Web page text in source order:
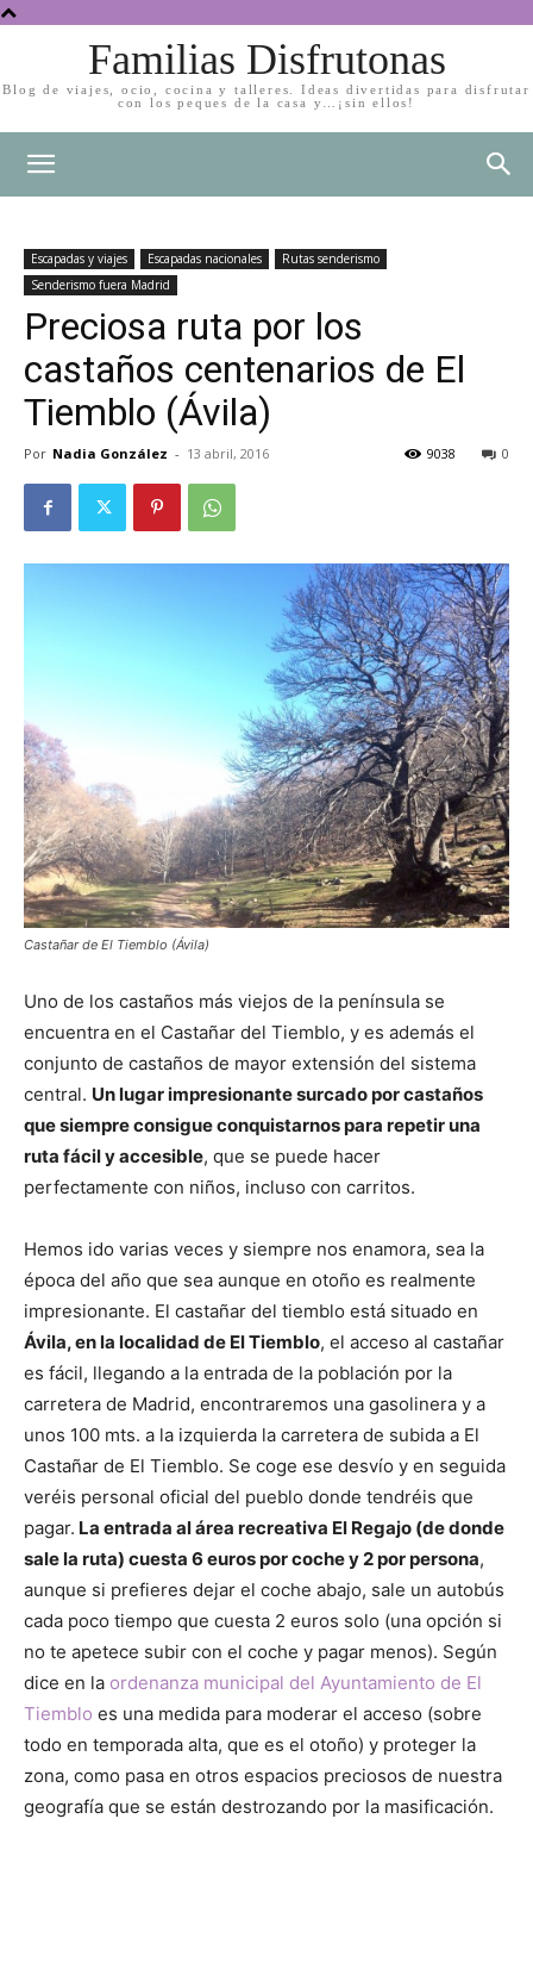
Familias Disfrutonas
Blog de viajes, ocio, cocina y talleres. Ideas divertidas para disfrutar
con los peques de la casa y…¡sin ellos!
Escapadas y viajes Escapadas nacionales
Rutas senderismo
Senderismo fuera Madrid
Preciosa ruta por los
castaños centenarios de El
Tiemblo (Ávila)
Por Nadia González - 13 abril, 2016 0
9038
Castañar de El Tiemblo (Ávila)
Uno de los castaños más viejos de la península se
encuentra en el Castañar del Tiemblo, y es además el
conjunto de castaños de mayor extensión del sistema
central. Un lugar impresionante surcado por castaños
que siempre consigue conquistarnos para repetir una
ruta fácil y accesible, que se puede hacer
perfectamente con niños, incluso con carritos.
Hemos ido varias veces y siempre nos enamora, sea la
época del año que sea aunque en otoño es realmente
impresionante. El castañar del tiemblo está situado en
Ávila, en la localidad de El Tiemblo, el acceso al castañar
es fácil, llegando a la entrada de la población por la
carretera de Madrid, encontraremos una gasolinera y a
unos 100 mts. a la izquierda la carretera de subida a El
Castañar de El Tiemblo. Se coge ese desvío y en seguida
veréis personal oficial del pueblo donde tendréis que
pagar. La entrada al área recreativa El Regajo (de donde
sale la ruta) cuesta 6 euros por coche y 2 por persona,
aunque si prefieres dejar el coche abajo, sale un autobús
cada poco tiempo que cuesta 2 euros solo (una opción si
no te apetece subir con el coche y pagar menos). Según
dice en la ordenanza municipal del Ayuntamiento de El
Tiemblo es una medida para moderar el acceso (sobre
todo en temporada alta, que es el otoño) y proteger la
zona, como pasa en otros espacios preciosos de nuestra
geografía que se están destrozando por la masificación.